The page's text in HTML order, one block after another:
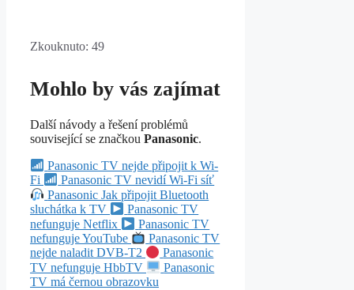
Zkouknuto: 49
Mohlo by vás zajímat
Další návody a řešení problémů
související se značkou Panasonic.
Panasonic TV nejde připojit k Wi-
Fi
Panasonic TV nevidí Wi-Fi síť
Panasonic Jak připojit Bluetooth
sluchátka k TV
Panasonic TV
nefunguje Netflix
Panasonic TV
nefunguje YouTube
Panasonic TV
nejde naladit DVB-T2
Panasonic
TV nefunguje HbbTV
Panasonic
TV má černou obrazovku